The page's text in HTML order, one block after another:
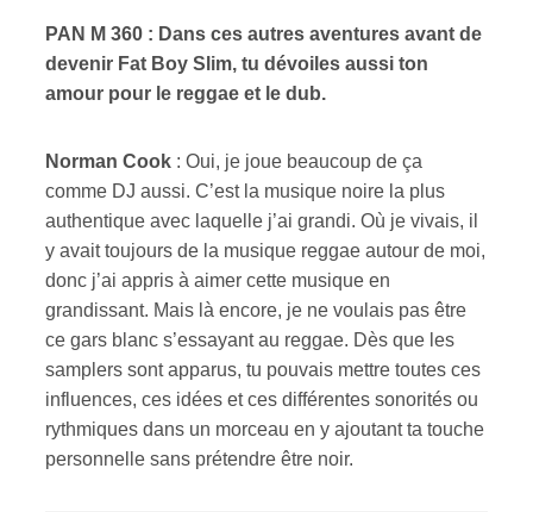
PAN M 360 : Dans ces autres aventures avant de
devenir Fat Boy Slim, tu dévoiles aussi ton
amour pour le reggae et le dub.
Norman Cook : Oui, je joue beaucoup de ça
comme DJ aussi. C’est la musique noire la plus
authentique avec laquelle j’ai grandi. Où je vivais, il
y avait toujours de la musique reggae autour de moi,
donc j’ai appris à aimer cette musique en
grandissant. Mais là encore, je ne voulais pas être
ce gars blanc s’essayant au reggae. Dès que les
samplers sont apparus, tu pouvais mettre toutes ces
influences, ces idées et ces différentes sonorités ou
rythmiques dans un morceau en y ajoutant ta touche
personnelle sans prétendre être noir.